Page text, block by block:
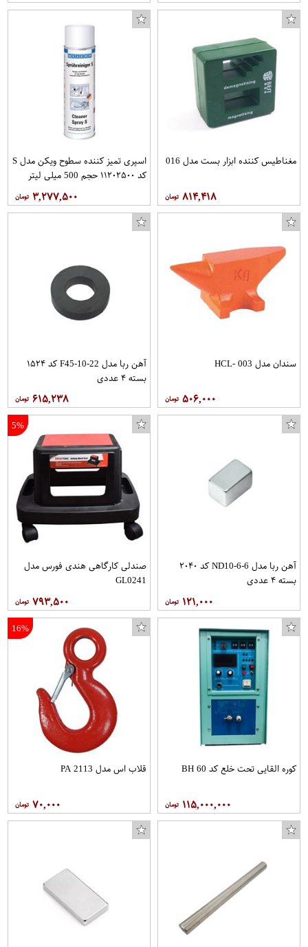
مغناطیس کننده ابزار بست مدل 016
۸۱۴,۴۱۸
اسپری تمیز کننده سطوح ویکن مدل S
کد ۱۱۲۰۲۵۰۰ حجم 500 میلی لیتر
۳,۲۷۷,۵۰۰
سندان مدل HCL- 003
۵۰۶,۰۰۰
آهن ربا مدل F45-10-22 کد ۱۵۲۴
بسته ۴ عددی
۶۱۵,۲۳۸
آهن ربا مدل ND10-6-6 کد ۲۰۴۰
بسته ۴ عددی
۱۲۱,۰۰۰
5%
صندلی کارگاهی هندی فورس مدل
GL0241
۷۹۳,۵۰۰
کوره القایی تحت خلع کد BH 60
۱۱۵,۰۰۰,۰۰۰
16%
قلاب اس مدل PA 2113
۷۰,۰۰۰